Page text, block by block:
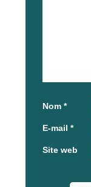
Nom *
E-mail *
Site web